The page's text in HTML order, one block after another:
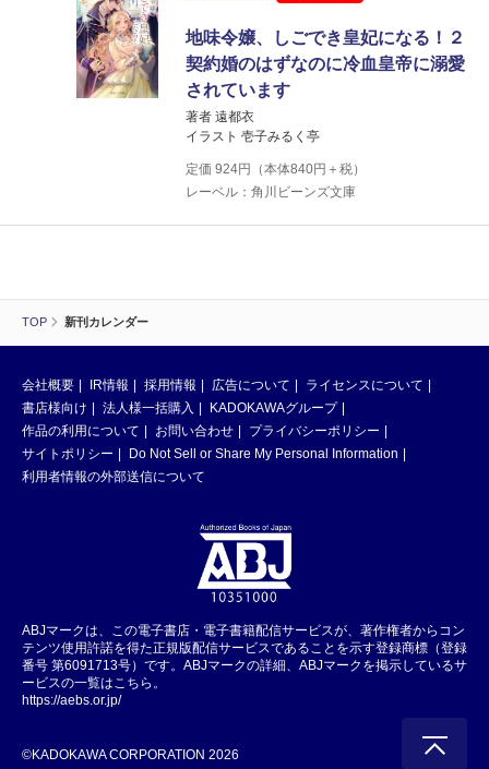
TOP 新刊カレンダー
地味令嬢、しごでき皇妃になる！２
契約婚のはずなのに冷血皇帝に溺愛
されています
著者 遠都衣
イラスト 壱子みるく亭
定価 924円（本体840円＋税）
レーベル：角川ビーンズ文庫
会社概要 IR情報 採用情報 広告について
ライセンスについて
書店様向け
法人様一括購入
KADOKAWAグループ
作品の利用について
お問い合わせ
プライバシーポリシー
サイトポリシー
Do Not Sell or Share My Personal Information
利用者情報の外部送信について
ABJマークは、この電子書店・電子書籍配信サービスが、著作権者からコン
テンツ使用許諾を得た正規版配信サービスであることを示す登録商標（登録
番号 第6091713号）です。ABJマークの詳細、ABJマークを掲示しているサ
ービスの一覧はこちら。
https://aebs.or.jp/
©KADOKAWA CORPORATION 2026